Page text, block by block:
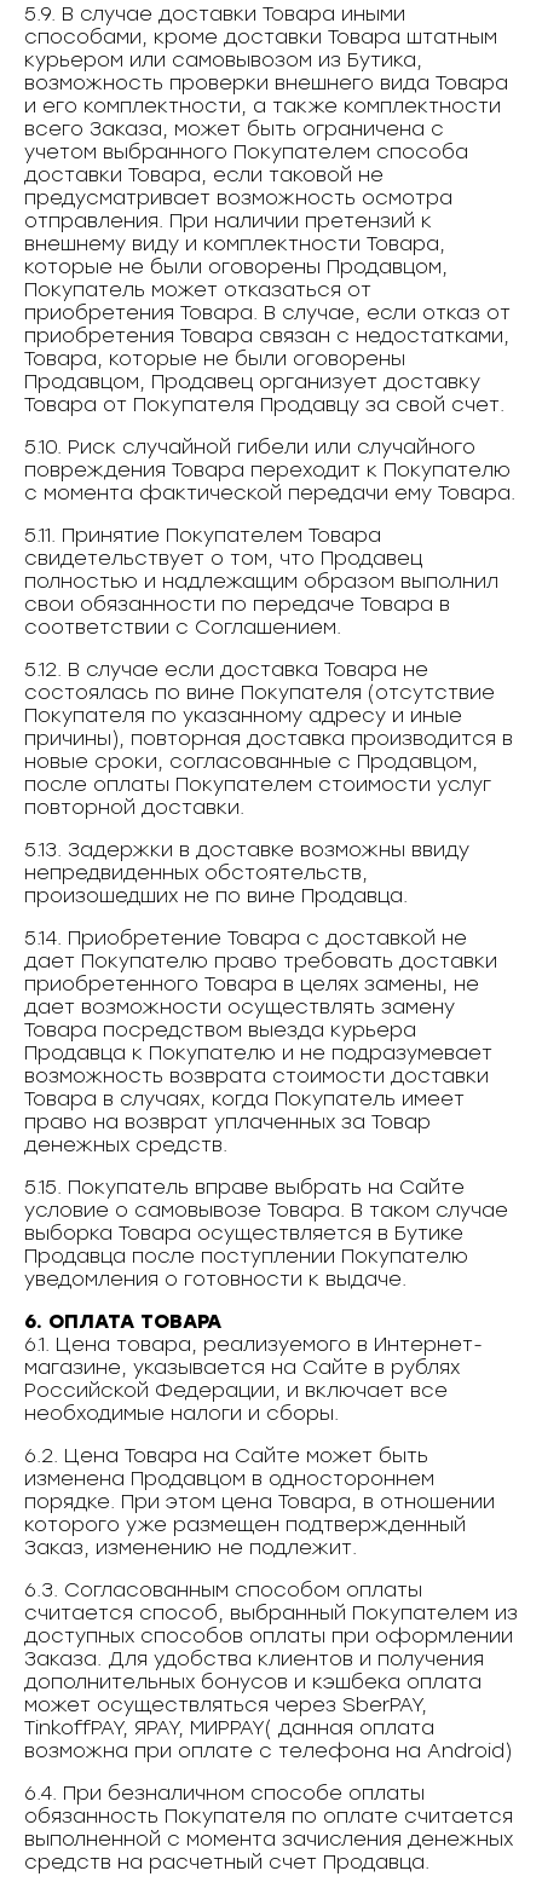
5.9. В случае доставки Товара иными
способами, кроме доставки Товара штатным
курьером или самовывозом из Бутика,
возможность проверки внешнего вида Товара
и его комплектности, а также комплектности
всего Заказа, может быть ограничена с
учетом выбранного Покупателем способа
доставки Товара, если таковой не
предусматривает возможность осмотра
отправления. При наличии претензий к
внешнему виду и комплектности Товара,
которые не были оговорены Продавцом,
Покупатель может отказаться от
приобретения Товара. В случае, если отказ от
приобретения Товара связан с недостатками,
Товара, которые не были оговорены
Продавцом, Продавец организует доставку
Товара от Покупателя Продавцу за свой счет.
5.10. Риск случайной гибели или случайного
повреждения Товара переходит к Покупателю
с момента фактической передачи ему Товара.
5.11. Принятие Покупателем Товара
свидетельствует о том, что Продавец
полностью и надлежащим образом выполнил
свои обязанности по передаче Товара в
соответствии с Соглашением.
5.12. В случае если доставка Товара не
состоялась по вине Покупателя (отсутствие
Покупателя по указанному адресу и иные
причины), повторная доставка производится в
новые сроки, согласованные с Продавцом,
после оплаты Покупателем стоимости услуг
повторной доставки.
5.13. Задержки в доставке возможны ввиду
непредвиденных обстоятельств,
произошедших не по вине Продавца.
5.14. Приобретение Товара с доставкой не
дает Покупателю право требовать доставки
приобретенного Товара в целях замены, не
дает возможности осуществлять замену
Товара посредством выезда курьера
Продавца к Покупателю и не подразумевает
возможность возврата стоимости доставки
Товара в случаях, когда Покупатель имеет
право на возврат уплаченных за Товар
денежных средств.
5.15. Покупатель вправе выбрать на Сайте
условие о самовывозе Товара. В таком случае
выборка Товара осуществляется в Бутике
Продавца после поступлении Покупателю
уведомления о готовности к выдаче.
6. ОПЛАТА ТОВАРА
6.1. Цена товара, реализуемого в Интернет-
магазине, указывается на Сайте в рублях
Российской Федерации, и включает все
необходимые налоги и сборы.
6.2. Цена Товара на Сайте может быть
изменена Продавцом в одностороннем
порядке. При этом цена Товара, в отношении
которого уже размещен подтвержденный
Заказ, изменению не подлежит.
6.3. Согласованным способом оплаты
считается способ, выбранный Покупателем из
доступных способов оплаты при оформлении
Заказа. Для удобства клиентов и получения
дополнительных бонусов и кэшбека оплата
может осуществляться через SberPAY,
TinkoffPAY, ЯPAY, МИРPAY( данная оплата
возможна при оплате с телефона на Android)
6.4. При безналичном способе оплаты
обязанность Покупателя по оплате считается
выполненной с момента зачисления денежных
средств на расчетный счет Продавца.